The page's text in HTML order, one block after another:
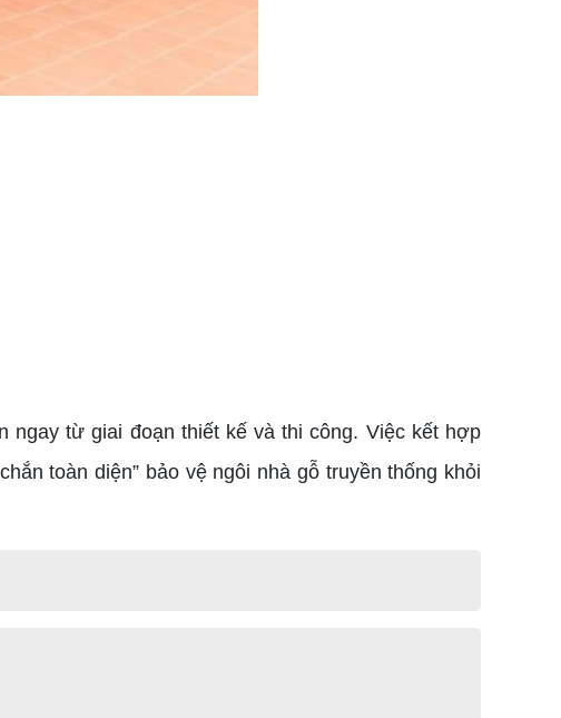
ngay từ giai đoạn thiết kế và thi công. Việc kết hợp
toàn diện” bảo vệ ngôi nhà gỗ truyền thống khỏi